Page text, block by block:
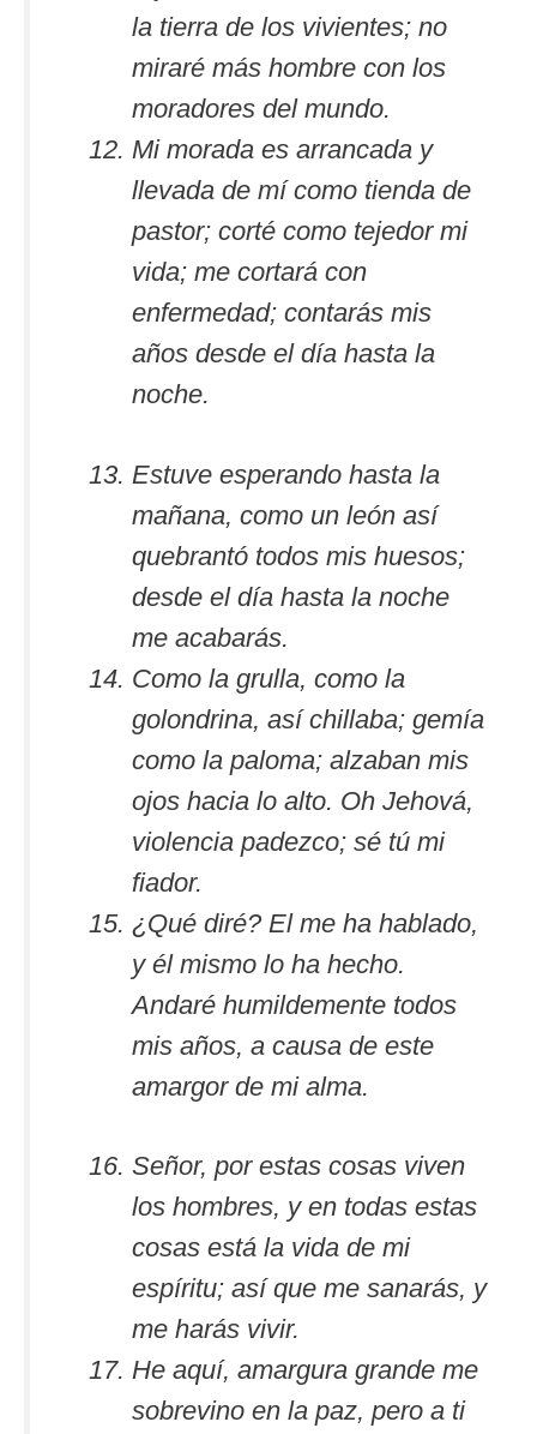
la tierra de los vivientes; no
miraré más hombre con los
moradores del mundo.
Mi morada es arrancada y
llevada de mí como tienda de
pastor; corté como tejedor mi
vida; me cortará con
enfermedad; contarás mis
años desde el día hasta la
noche.
Estuve esperando hasta la
mañana, como un león así
quebrantó todos mis huesos;
desde el día hasta la noche
me acabarás.
Como la grulla, como la
golondrina, así chillaba; gemía
como la paloma; alzaban mis
ojos hacia lo alto. Oh Jehová,
violencia padezco; sé tú mi
fiador.
¿Qué diré? El me ha hablado,
y él mismo lo ha hecho.
Andaré humildemente todos
mis años, a causa de este
amargor de mi alma.
Señor, por estas cosas viven
los hombres, y en todas estas
cosas está la vida de mi
espíritu; así que me sanarás, y
me harás vivir.
He aquí, amargura grande me
sobrevino en la paz, pero a ti